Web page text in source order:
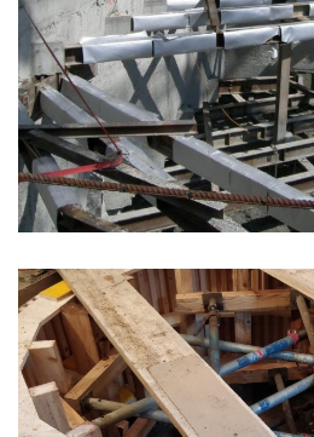
Forgot
your
password?
Forgot
your
username?
GOOGLE